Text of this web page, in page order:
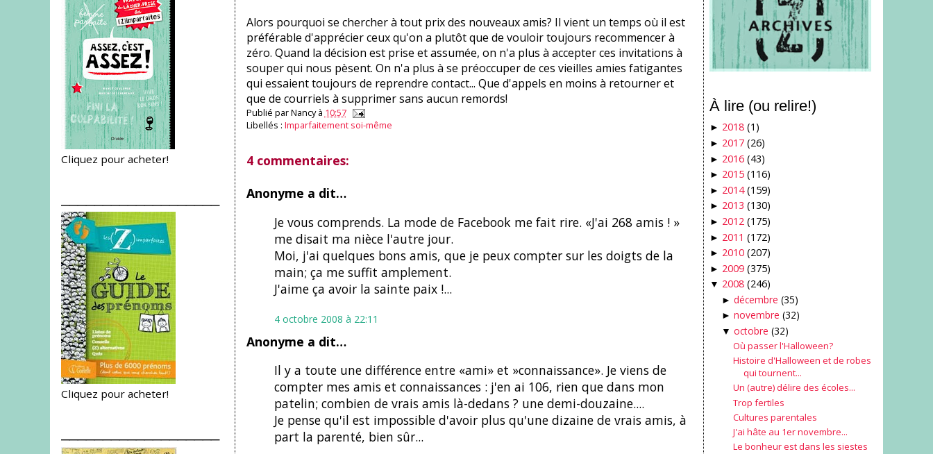
Cliquez pour acheter!
Cliquez pour acheter!
Alors pourquoi se chercher à tout prix des nouveaux amis? Il vient un temps où il est
préférable d'apprécier ceux qu'on a plutôt que de vouloir toujours recommencer à
zéro. Quand la décision est prise et assumée, on n'a plus à accepter ces invitations à
souper qui nous pèsent. On n'a plus à se préoccuper de ces vieilles amies fatigantes
qui essaient toujours de reprendre contact... Que d'appels en moins à retourner et
que de courriels à supprimer sans aucun remords!
Publié parNancy à 10:57
Libellés : Imparfaitement soi-même
4 commentaires:
Anonyme a dit…
Je vous comprends. La mode de Facebook me fait rire. «J'ai 268 amis ! »
me disait ma nièce l'autre jour.
Moi, j'ai quelques bons amis, que je peux compter sur les doigts de la
main; ça me suffit amplement.
J'aime ça avoir la sainte paix !...
4 octobre 2008 à 22:11
Anonyme a dit…
Il y a toute une différence entre «ami» et »connaissance». Je viens de
compter mes amis et connaissances : j'en ai 106, rien que dans mon
patelin; combien de vrais amis là-dedans ? une demi-douzaine....
Je pense qu'il est impossible d'avoir plus qu'une dizaine de vrais amis, à
part la parenté, bien sûr...
À lire (ou relire!)
► 2018 (1)
► 2017 (26)
► 2016 (43)
► 2015 (116)
► 2014 (159)
► 2013 (130)
► 2012 (175)
► 2011 (172)
► 2010 (207)
► 2009 (375)
▼ 2008 (246)
► décembre (35)
► novembre (32)
▼ octobre (32)
Où passer l'Halloween?
Histoire d'Halloween et de robes
qui tournent...
Un (autre) délire des écoles...
Trop fertiles
Cultures parentales
J'ai hâte au 1er novembre...
Le bonheur est dans les siestes